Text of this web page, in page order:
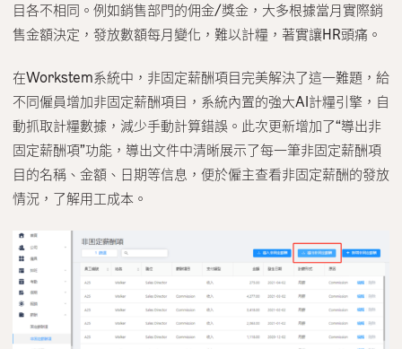
目各不相同。例如銷售部門的佣金/獎金，大多根據當月實際銷
售金額決定，發放數額每月變化，難以計糧，著實讓HR頭痛。
在Workstem系統中，非固定薪酬項目完美解決了這一難題，給
不同僱員增加非固定薪酬項目，系統內置的強大AI計糧引擎，自
動抓取計糧數據，減少手動計算錯誤。此次更新增加了“導出非
固定薪酬項”功能，導出文件中清晰展示了每一筆非固定薪酬項
目的名稱、金額、日期等信息，便於僱主查看非固定薪酬的發放
情況，了解用工成本。